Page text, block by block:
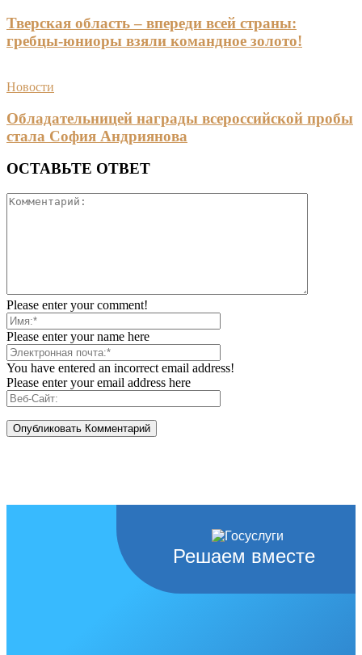
Тверская область – впереди всей страны:
гребцы-юниоры взяли командное золото!
Новости
Обладательницей награды всероссийской пробы
стала София Андриянова
ОСТАВЬТЕ ОТВЕТ
Please enter your comment!
Please enter your name here
You have entered an incorrect email address!
Please enter your email address here
Решаем вместе